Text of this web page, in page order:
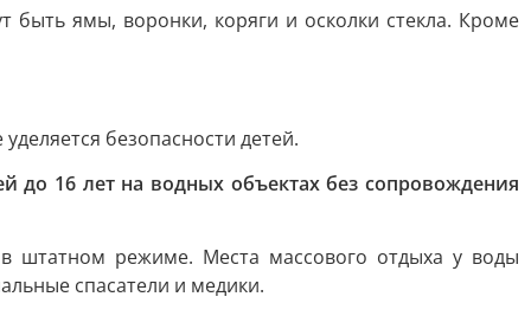
быть ямы, воронки, коряги и осколки стекла. Кроме
безопасности детей.
до 16 лет на водных объектах без сопровождения
штатном режиме. Места массового отдыха у воды
спасатели и медики.